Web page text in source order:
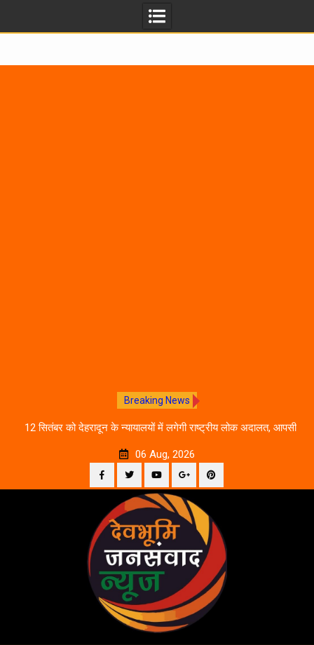
Breaking News
12 सितंबर को देहरादून के न्यायालयों में लगेगी राष्ट्रीय लोक अदालत, आपसी
06 Aug, 2026
Facebook
TwitterYouTubePlus
Google